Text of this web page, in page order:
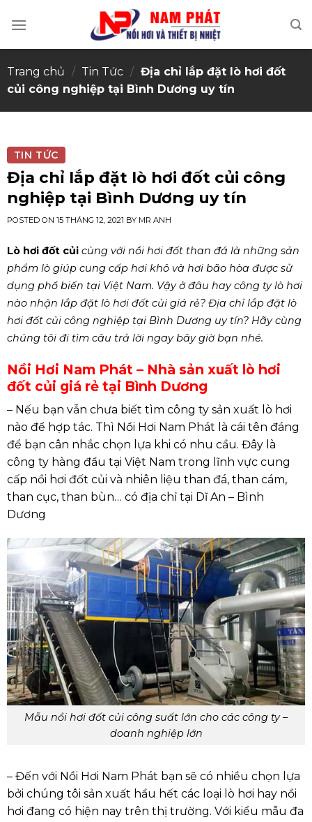
Trang chủ / Tin Tức / Địa chỉ lắp đặt lò hơi đốt
củi công nghiệp tại Bình Dương uy tín
TIN TỨC
Địa chỉ lắp đặt lò hơi đốt củi công
nghiệp tại Bình Dương uy tín
POSTED ON 15 THÁNG 12, 2021 BY MR ANH
Lò hơi đốt củicùng với nồi hơi đốt than đá là những sản
phẩm lò giúp cung cấp hơi khô và hơi bão hòa được sử
dụng phổ biến tại Việt Nam. Vậy ở đâu hay công ty lò hơi
nào nhận lắp đặt lò hơi đốt củi giá rẻ? Địa chỉ lắp đặt lò
hơi đốt củi công nghiệp tại Bình Dương uy tín? Hãy cùng
chúng tôi đi tìm câu trả lời ngay bây giờ bạn nhé.
Nồi Hơi Nam Phát – Nhà sản xuất lò hơi
đốt củi giá rẻ tại Bình Dương
– Nếu bạn vẫn chưa biết tìm công ty sản xuất lò hơi
nào để hợp tác. Thì Nồi Hơi Nam Phát là cái tên đáng
để bạn cân nhắc chọn lựa khi có nhu cầu. Đây là
công ty hàng đầu tại Việt Nam trong lĩnh vực cung
cấp nồi hơi đốt củi và nhiên liệu than đá, than cám,
than cục, than bùn… có địa chỉ tại Dĩ An – Bình
Dương
Mẫu nồi hơi đốt củi công suất lớn cho các công ty –
doanh nghiệp lớn
– Đến với Nồi Hơi Nam Phát bạn sẽ có nhiều chọn lựa
bởi chúng tôi sản xuất hầu hết các loại lò hơi hay nồi
hơi đang có hiện nay trên thị trường. Với kiểu mẫu đa